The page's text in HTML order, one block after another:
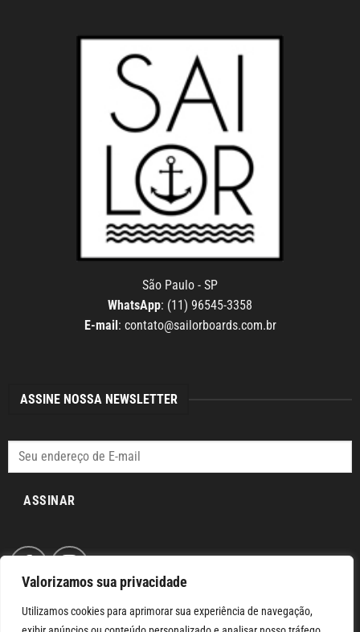
Valorizamos sua privacidade
Utilizamos cookies para aprimorar sua experiência de navegação,
São Paulo - SP
WhatsApp: (11) 96545-3358
E-mail: contato@sailorboards.com.br
ASSINE NOSSA NEWSLETTER
ASSINAR